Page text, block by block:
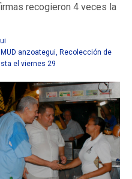
recogieron 4 veces la
MUD anzoategui, Recolección de
el viernes 29